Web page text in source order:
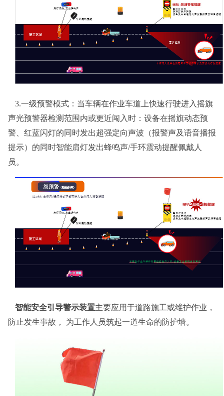
3.一级预警模式：当车辆在作业车道上快速行驶进入摇旗
声光预警器检测范围内或更近闯入时：设备在摇旗动态预
警、红蓝闪灯的同时发出超强定向声波（报警声及语音播报
提示）的同时智能肩灯发出蜂鸣声/手环震动提醒佩戴人
员。
智能安全引导警示装置主要应用于道路施工或维护作业，
防止发生事故， 为工作人员筑起一道生命的防护墙。